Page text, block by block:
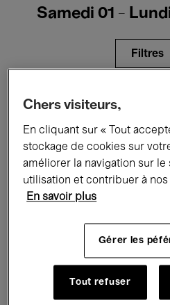
Samedi 01 -
Filtres
Tous les événements
Expositions Films
Rencontres & Débats
Musique classique
Musique électronique
Pour tous Kids’
Chers visiteurs,
En cliquant sur « Tout
stockage de cookies sur
améliorer la navigation sur le
utilisation et contribuer à
En savoir plus
Gérer les
Tout refuser